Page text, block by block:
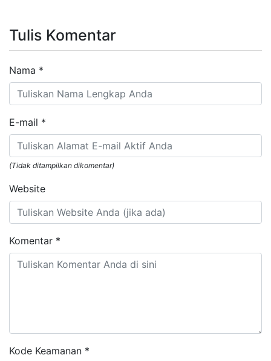
Tulis Komentar
Nama *
E-mail *
(Tidak ditampilkan dikomentar)
Website
Komentar *
Kode Keamanan *